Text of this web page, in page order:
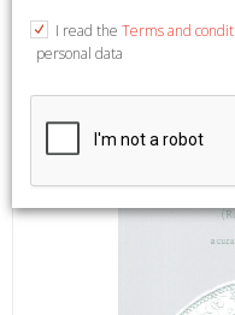
A cura di A.inglese e
16x23.
I read the Terms and
personal data